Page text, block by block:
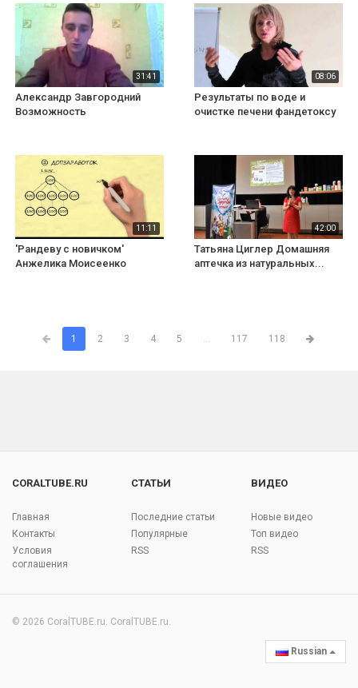
31:41
Александр Завгородний
Возможность
08:06
Результаты по воде и
очистке печени фандетоксу
11:11
'Рандеву с новичком'
Анжелика Моисеенко
42:00
Татьяна Циглер Домашняя
аптечка из натуральных...
1 2 3 4 5 ... 117 118
CORALTUBE.RU
Главная
Контакты
Условия
соглашения
СТАТЬИ
Последние статьи
Популярные
RSS
ВИДЕО
Новые видео
Топ видео
RSS
© 2026 CoralTUBE.ru. CoralTUBE.ru.
Russian